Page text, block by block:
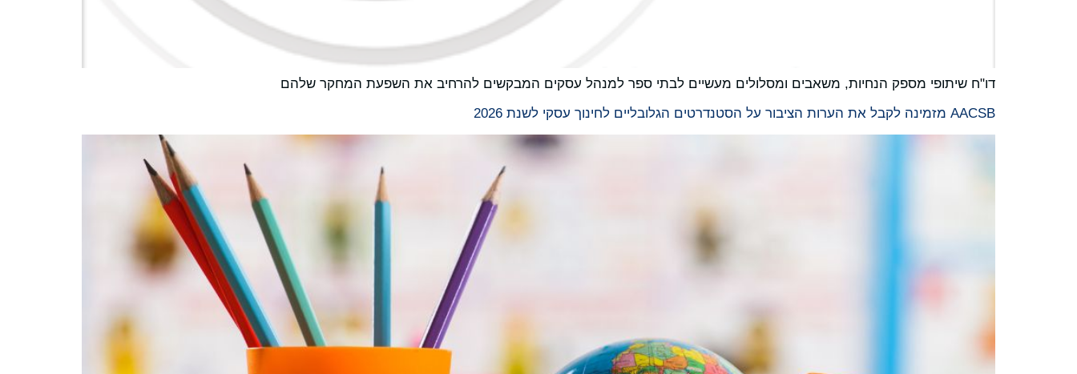
דו"ח שיתופי מספק הנחיות, משאבים ומסלולים מעשיים לבתי ספר למנהל עסקים המבקשים להרחיב את השפעת המחקר שלהם
AACSB מזמינה לקבל את הערות הציבור על הסטנדרטים הגלובליים לחינוך עסקי לשנת 2026